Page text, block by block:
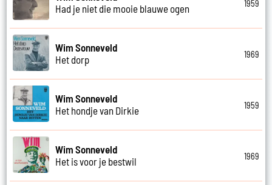
Had je niet die mooie blauwe ogen
1959
Wim Sonneveld
Het dorp
1969
Wim Sonneveld
Het hondje van Dirkie
1959
Wim Sonneveld
Het is voor je bestwil
1969